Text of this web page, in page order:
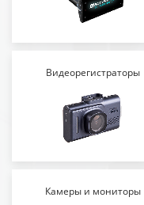
Видеорегистраторы
Камеры и мониторы